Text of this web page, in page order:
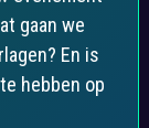
gaan we
En is
hebben op